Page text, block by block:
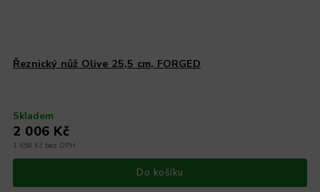
Řeznický nůž Olive 25,5 cm, FORGED
Skladem
1 658 Kč bez DPH
2 006 Kč
Do košíku